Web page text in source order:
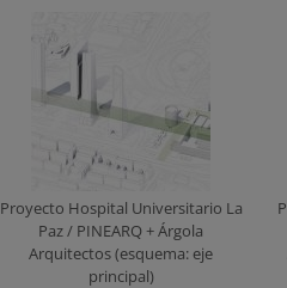
Proyecto Hospital Universitario La
Paz / PINEARQ + Árgola
Arquitectos (esquema: eje
principal)